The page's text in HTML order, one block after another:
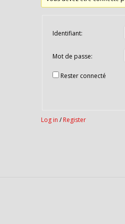
Identifiant:
Mot de passe:
Rester connecté
Log in / Register